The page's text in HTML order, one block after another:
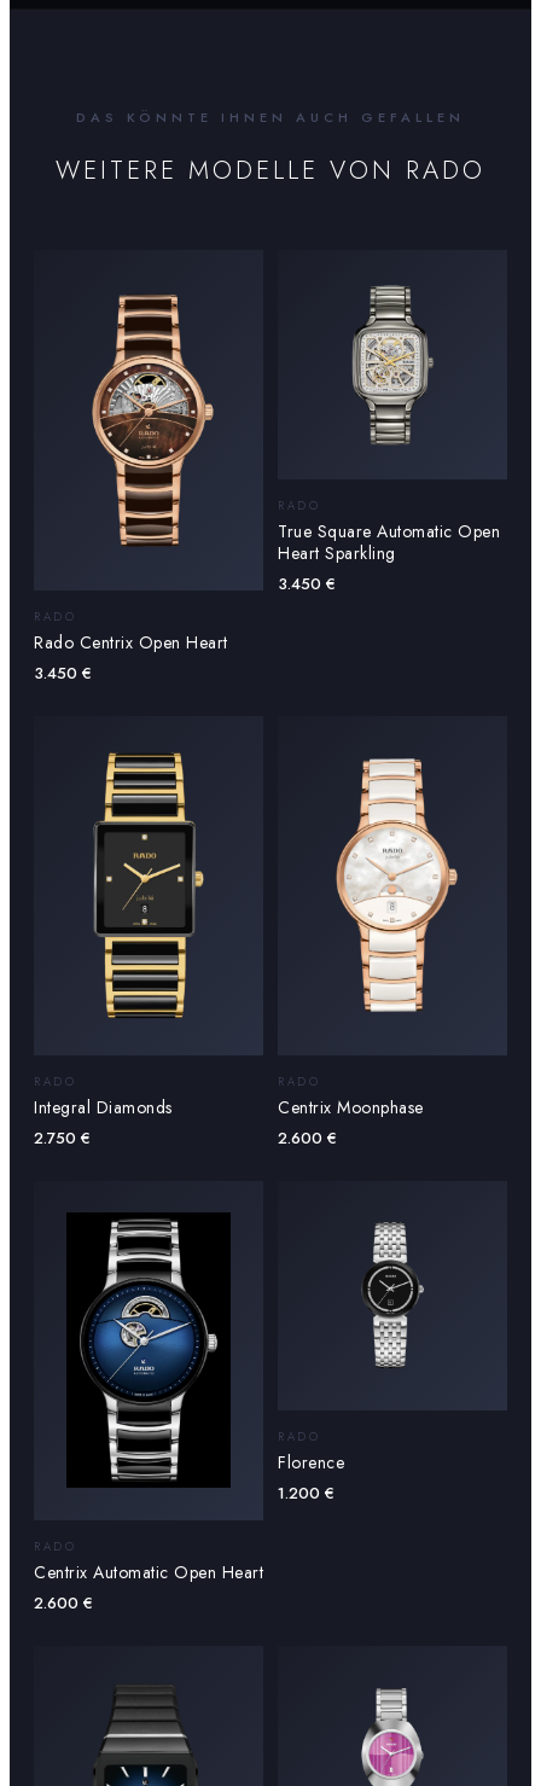
DAS KÖNNTE IHNEN AUCH GEFALLEN
WEITERE MODELLE VON RADO
RADO
Rado Centrix Open Heart
3.450 €
RADO
True Square Automatic Open
Heart Sparkling
3.450 €
RADO
Integral Diamonds
2.750 €
RADO
Centrix Moonphase
2.600 €
RADO
Centrix Automatic Open Heart
2.600 €
RADO
Florence
1.200 €